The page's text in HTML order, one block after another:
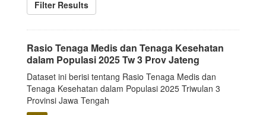
Filter Results
Rasio Tenaga Medis dan Tenaga Kesehatan
dalam Populasi 2025 Tw 3 Prov Jateng
Dataset ini berisi tentang Rasio Tenaga Medis dan
Tenaga Kesehatan dalam Populasi 2025 Triwulan 3
Provinsi Jawa Tengah